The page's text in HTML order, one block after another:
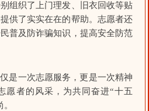
组织了上门理发、旧衣回收等贴
供了实实在在的帮助。志愿者还
普及防诈骗知识，提高安全防范
是一次志愿服务，更是一次精神
愿者的风采，为共同奋进“十五